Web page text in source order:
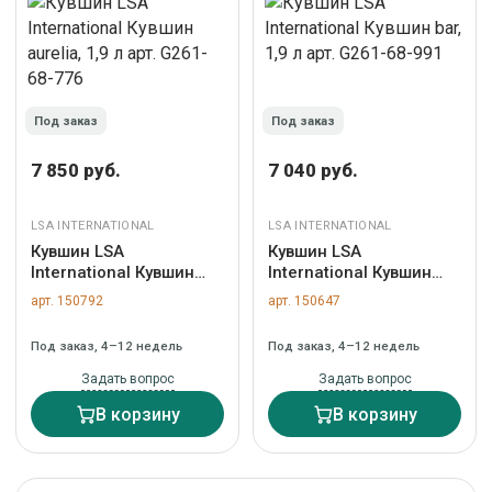
Под заказ
7 850 руб.
LSA INTERNATIONAL
Кувшин LSA
International Кувшин
aurelia, 1,9 л арт. G261-
68-776
арт. 150792
Под заказ, 4–12 недель
Задать вопрос
В корзину
Под заказ
7 040 руб.
LSA INTERNATIONAL
Кувшин LSA
International Кувшин
bar, 1,9 л арт. G261-68-
991
арт. 150647
Под заказ, 4–12 недель
Задать вопрос
В корзину